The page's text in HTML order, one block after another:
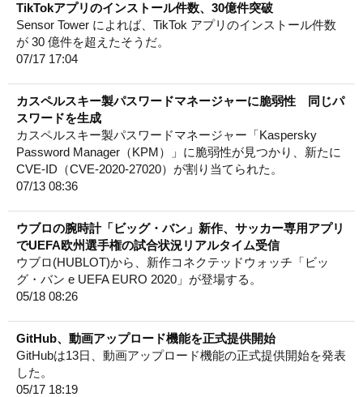
TikTokアプリのインストール件数、30億件突破
Sensor Tower によれば、TikTok アプリのインストール件数
が 30 億件を超えたそうだ。
07/17 17:04
カスペルスキー製パスワードマネージャーに脆弱性 同じパ
スワードを生成
カスペルスキー製パスワードマネージャー「Kaspersky
Password Manager（KPM）」に脆弱性が見つかり、新たに
CVE-ID（CVE-2020-27020）が割り当てられた。
07/13 08:36
ウブロの腕時計「ビッグ・バン」新作、サッカー専用アプリ
でUEFA欧州選手権の試合状況リアルタイム受信
ウブロ(HUBLOT)から、新作コネクテッドウォッチ「ビッ
グ・バン e UEFA EURO 2020」が登場する。
05/18 08:26
GitHub、動画アップロード機能を正式提供開始
GitHubは13日、動画アップロード機能の正式提供開始を発表
した。
05/17 18:19